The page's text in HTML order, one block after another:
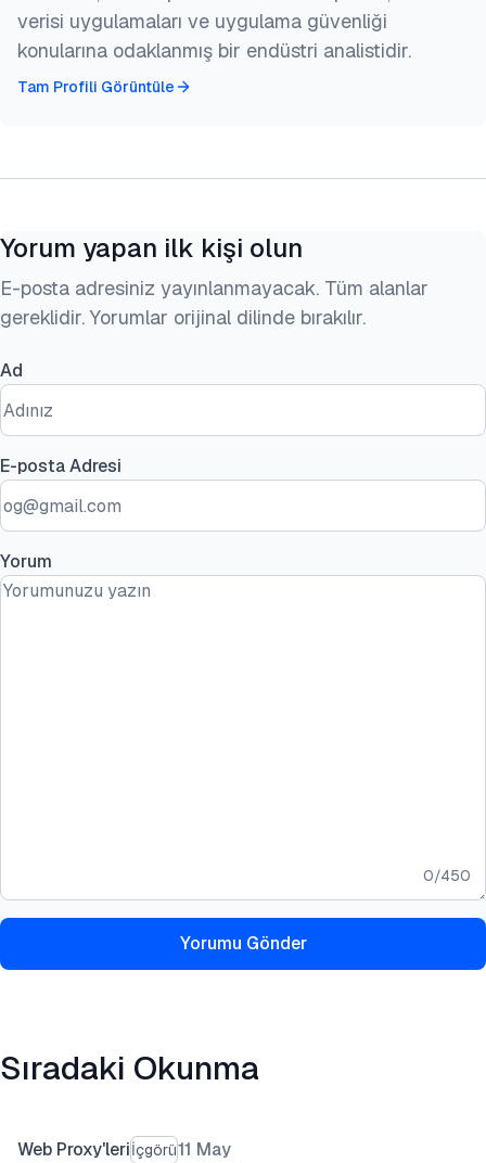
}
verisi uygulamaları ve uygulama güvenliği
konularına odaklanmış bir endüstri analistidir.
Tam Profili Görüntüle
Yorum yapan ilk kişi olun
E-posta adresiniz yayınlanmayacak. Tüm alanlar
gereklidir. Yorumlar orijinal dilinde bırakılır.
Ad
E-posta Adresi
Yorum
0/450
Yorumu Gönder
Sıradaki Okunma
Web Proxy'leriİçgörü11 May